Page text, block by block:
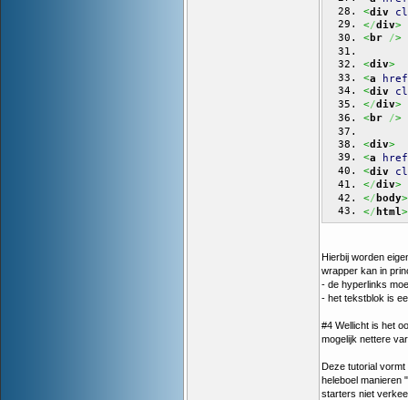
<div
</div>
<br />
<div>
<a
href
<div
</div>
<br />
<div>
<a
href
<div
</div>
</ body>
</ html>
Hierbij worden
wrapper kan in
- de hyperlinks
- het tekstblok is
#4 Wellicht is het
mogelijk nettere
Deze tutorial vormt
heleboel manieren
starters niet